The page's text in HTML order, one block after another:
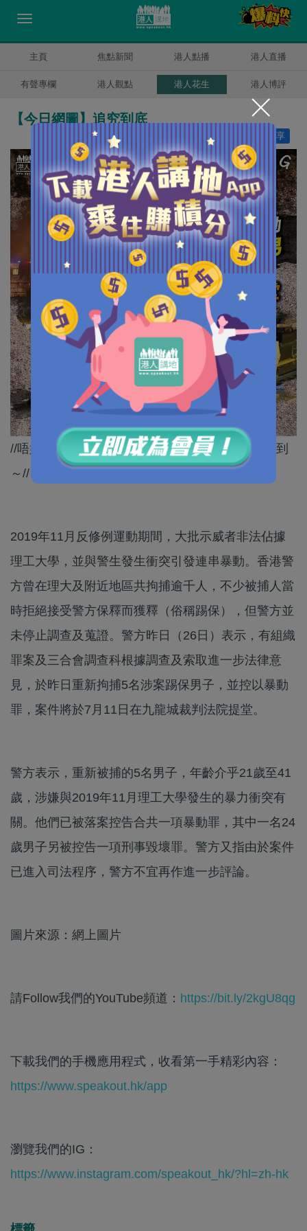
主頁 焦點新聞 港人點播 港人直播
有聲專欄 港人觀點 港人花生 港人博評
【今日網圖】追究到底
分享
//唔好以為踢保就一定冇事，可能當初只係時辰未到
～//
2019年11月反修例運動期間，大批示威者非法佔據
理工大學，並與警生發生衝突引發連串暴動。香港警
方曾在理大及附近地區共拘捕逾千人，不少被捕人當
時拒絕接受警方保釋而獲釋（俗稱踢保），但警方並
未停止調查及蒐證。警方昨日（26日）表示，有組織
罪案及三合會調查科根據調查及索取進一步法律意
見，於昨日重新拘捕5名涉案踢保男子，並控以暴動
罪，案件將於7月11日在九龍城裁判法院提堂。
警方表示，重新被捕的5名男子，年齡介乎21歲至41
歲，涉嫌與2019年11月理工大學發生的暴力衝突有
關。他們已被落案控告合共一項暴動罪，其中一名24
歲男子另被控告一項刑事毀壞罪。警方又指由於案件
已進入司法程序，警方不宜再作進一步評論。
圖片來源：網上圖片
請Follow我們的YouTube頻道： https://bit.ly/2kgU8qg
下載我們的手機應用程式，收看第一手精彩內容：
https://www.speakout.hk/app
瀏覽我們的IG：
https://www.instagram.com/speakout_hk/?hl=zh-hk